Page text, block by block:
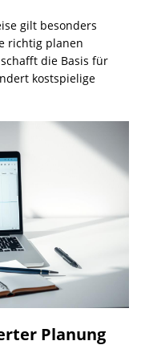
gilt besonders
richtig planen
die Basis für
kostspielige
Planung